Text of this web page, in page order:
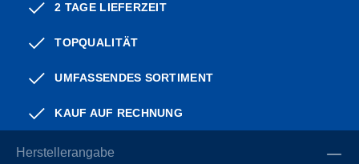
2 TAGE LIEFERZEIT
TOPQUALITÄT
UMFASSENDES SORTIMENT
KAUF AUF RECHNUNG
Herstellerangabe